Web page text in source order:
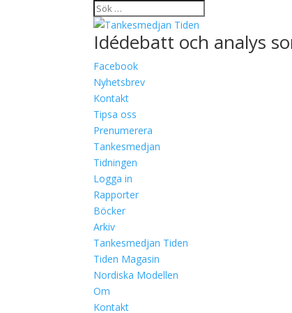
Idédebatt och analys
Facebook
Nyhetsbrev
Kontakt
Tipsa oss
Prenumerera
Tankesmedjan
Tidningen
Logga in
Rapporter
Böcker
Arkiv
Tankesmedjan Tiden
Tiden Magasin
Nordiska Modellen
Om
Kontakt